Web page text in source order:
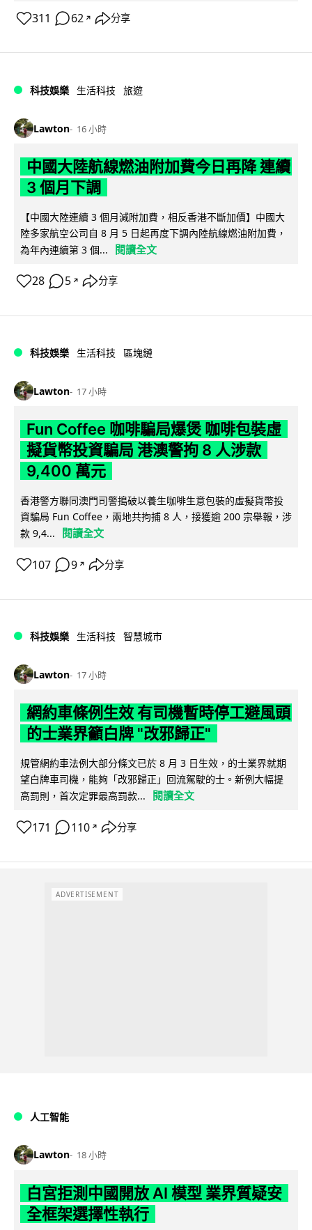
311 62 ↗ 分享
科技娛樂 生活科技 旅遊
Lawton 16 小時
中國大陸航線燃油附加費今日再降 連續
3 個月下調
【中國大陸連續 3 個月減附加費，相反香港不斷加價】中國大
陸多家航空公司自 8 月 5 日起再度下調內陸航線燃油附加費，
為年內連續第 3 個...
閱讀全文
28 5 ↗ 分享
科技娛樂 生活科技 區塊鏈
Lawton 17 小時
Fun Coffee 咖啡騙局爆煲 咖啡包裝虛
擬貨幣投資騙局 港澳警拘 8 人涉款
9,400 萬元
香港警方聯同澳門司警搗破以養生咖啡生意包裝的虛擬貨幣投
資騙局 Fun Coffee，兩地共拘捕 8 人，接獲逾 200 宗舉報，涉
款 9,4...
閱讀全文
107 9 ↗ 分享
科技娛樂 生活科技 智慧城市
Lawton 17 小時
網約車條例生效 有司機暫時停工避風頭
的士業界籲白牌 "改邪歸正"
規管網約車法例大部分條文已於 8 月 3 日生效，的士業界就期
望白牌車司機，能夠「改邪歸正」回流駕駛的士。新例大幅提
高罰則，首次定罪最高罰款...
閱讀全文
171 110 ↗ 分享
ADVERTISEMENT
人工智能
Lawton 18 小時
白宮拒測中國開放 AI 模型 業界質疑安
全框架選擇性執行